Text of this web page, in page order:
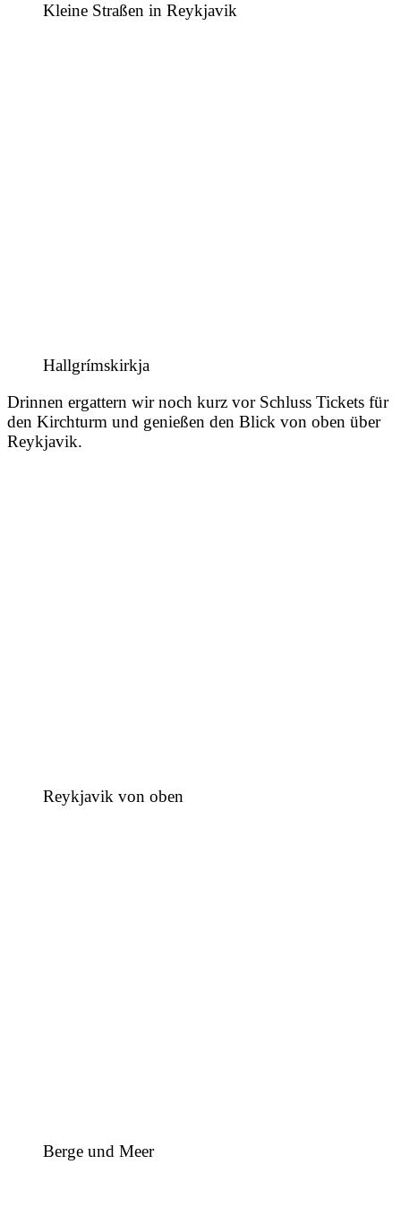
Kleine Straßen in Reykjavik
Hallgrímskirkja
Drinnen ergattern wir noch kurz vor Schluss Tickets für
den Kirchturm und genießen den Blick von oben über
Reykjavik.
Reykjavik von oben
Berge und Meer